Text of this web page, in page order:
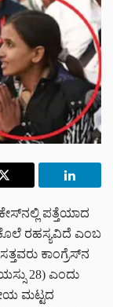
ಪತ್ತೆಯಾದ
ರಹಸ್ಯವಿದೆ ಎಂಬ
ಕಾಂಗ್ರೆಸ್‌ನ
28) ಎಂದು
ಮಟ್ಟದ